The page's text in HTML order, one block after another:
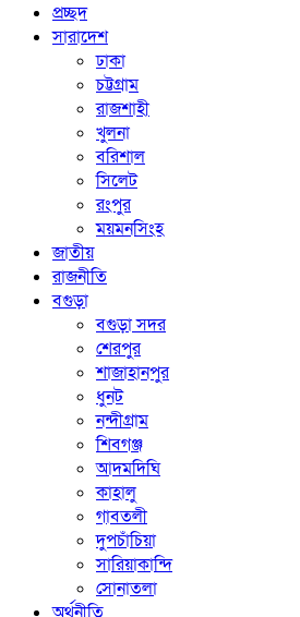
প্রচ্ছদ
সারাদেশ
ঢাকা
চট্টগ্রাম
রাজশাহী
খুলনা
বরিশাল
সিলেট
রংপুর
ময়মনসিংহ
জাতীয়
রাজনীতি
বগুড়া
বগুড়া সদর
শেরপুর
শাজাহানপুর
ধুনট
নন্দীগ্রাম
শিবগঞ্জ
আদমদিঘি
কাহালু
গাবতলী
দুপচাঁচিয়া
সারিয়াকান্দি
সোনাতলা